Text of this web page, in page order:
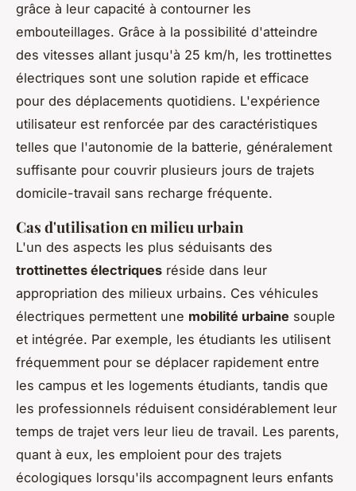
grâce à leur capacité à contourner les
embouteillages. Grâce à la possibilité d'atteindre
des vitesses allant jusqu'à 25 km/h, les trottinettes
électriques sont une solution rapide et efficace
pour des déplacements quotidiens. L'expérience
utilisateur est renforcée par des caractéristiques
telles que l'autonomie de la batterie, généralement
suffisante pour couvrir plusieurs jours de trajets
domicile-travail sans recharge fréquente.
Cas d'utilisation en milieu urbain
L'un des aspects les plus séduisants des
trottinettes électriques réside dans leur
appropriation des milieux urbains. Ces véhicules
électriques permettent une mobilité urbaine souple
et intégrée. Par exemple, les étudiants les utilisent
fréquemment pour se déplacer rapidement entre
les campus et les logements étudiants, tandis que
les professionnels réduisent considérablement leur
temps de trajet vers leur lieu de travail. Les parents,
quant à eux, les emploient pour des trajets
écologiques lorsqu'ils accompagnent leurs enfants